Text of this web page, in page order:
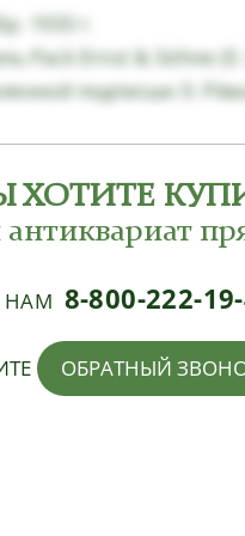
1933 г.
Pack Ernst & Söhne (E.
подписью Э.
ХОТИТЕ
НАМ 8-800-222-
ОБРАТНЫЙ